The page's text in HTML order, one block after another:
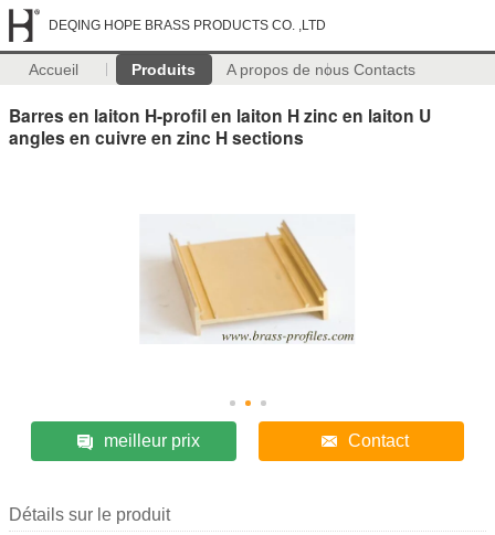
DEQING HOPE BRASS PRODUCTS CO. ,LTD
Accueil Produits A propos de nous Contacts
Barres en laiton H-profil en laiton H zinc en laiton U
angles en cuivre en zinc H sections
meilleur prix Contact
Détails sur le produit